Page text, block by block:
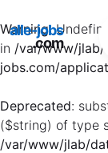
Warning:
in /var/www/jlab/
jobs.com/
Deprecated:
($string) of type
/var/www/jlab/
alle-jobs
.com